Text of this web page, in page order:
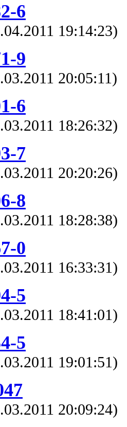
6
19:14:23)
9
20:05:11)
6
18:26:32)
7
20:20:26)
8
18:28:38)
0
16:33:31)
5
18:41:01)
5
19:01:51)
20:09:24)